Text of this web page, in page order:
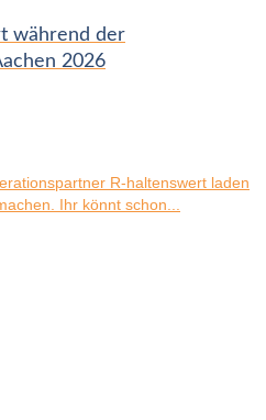
während der
2026
R-haltenswert laden
Ihr könnt schon...